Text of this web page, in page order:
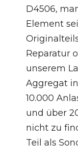
D4506,
Element
Reparatur
unserem
Aggregat
10.000
und über
nicht zu
Teil als